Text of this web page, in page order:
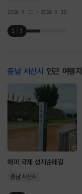
2026. 9. 11. ~ 2026. 9. 12.
1 / 3
충남 서산시 인근 여행지
해미 국제 성지순례길
충남 서산시